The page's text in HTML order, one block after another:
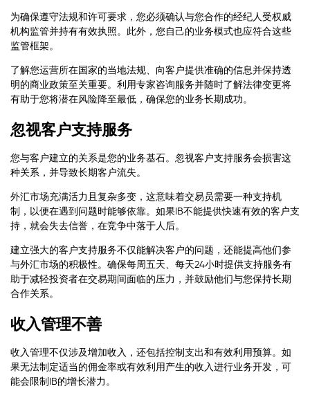
为确保遵守法规和许可要求，您必须确认与您合作的经纪人受权威
机构监管并持有有效执照。此外，您自己的业务模式也应符合这些
监管框架。
了解您运营所在国家的当地法规、向客户提供准确的信息并保持透
明的商业政策至关重要。利用专家咨询服务并随时了解法律变更将
有助于您将潜在风险降至最低，确保您的业务长期成功。
忽视客户支持服务
您与客户建立的关系是您的业务基石。忽视客户支持服务会损害这
种关系，并导致长期客户流失。
外汇市场充满活力且复杂多变，这意味着交易员需要一种支持机
制，以便在遇到问题时能够依靠。如果IB不能提供快速有效的客户支
持，就会失去信誉，在竞争中落于人后。
建立强大的客户支持服务不仅能解决客户的问题，还能提高他们参
与外汇市场的积极性。确保每周五天、每天24小时提供支持服务有
助于减轻投资者在交易期间面临的压力，并鼓励他们与您保持长期
合作关系。
收入管理不善
收入管理不仅涉及增加收入，还包括控制支出和有效利用预算。如
果无法制定适当的佣金率或有效利用产生的收入进行业务开发，可
能会限制IB的增长潜力。